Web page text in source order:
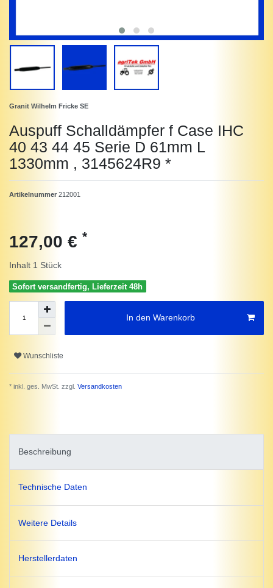
Granit Wilhelm Fricke SE
Auspuff Schalldämpfer f Case IHC
40 43 44 45 Serie D 61mm L
1330mm , 3145624R9 *
Artikelnummer 212001
127,00 € *
Inhalt 1 Stück
Sofort versandfertig, Lieferzeit 48h
In den Warenkorb
Wunschliste
* inkl. ges. MwSt. zzgl. Versandkosten
Beschreibung
Technische Daten
Weitere Details
Herstellerdaten